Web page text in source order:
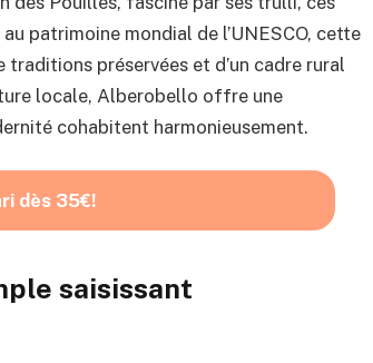
patrimoine mondial de l’UNESCO, cette
préservées et d’un cadre rural
locale, Alberobello offre une
cohabitent harmonieusement.
dès 35€!
saisissant